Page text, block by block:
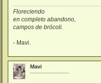
Floreciendo
en completo abandono,
campos de brócoli.
- Mavi.
Mavi
--------------------